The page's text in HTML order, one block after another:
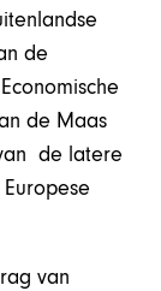
de
de Maas
de latere
van